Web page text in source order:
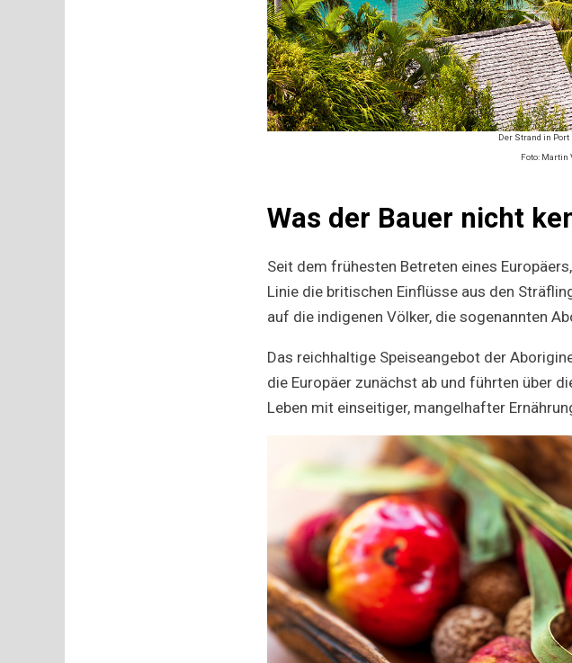
Der Strand in
Foto: Martin
Was der Bauer nicht
Seit dem frühesten Betreten eines
Linie die britischen Einflüsse aus den
auf die indigenen Völker, die sogenannten
Das reichhaltige Speiseangebot der
die Europäer zunächst ab und führten über
Leben mit einseitiger, mangelhafter